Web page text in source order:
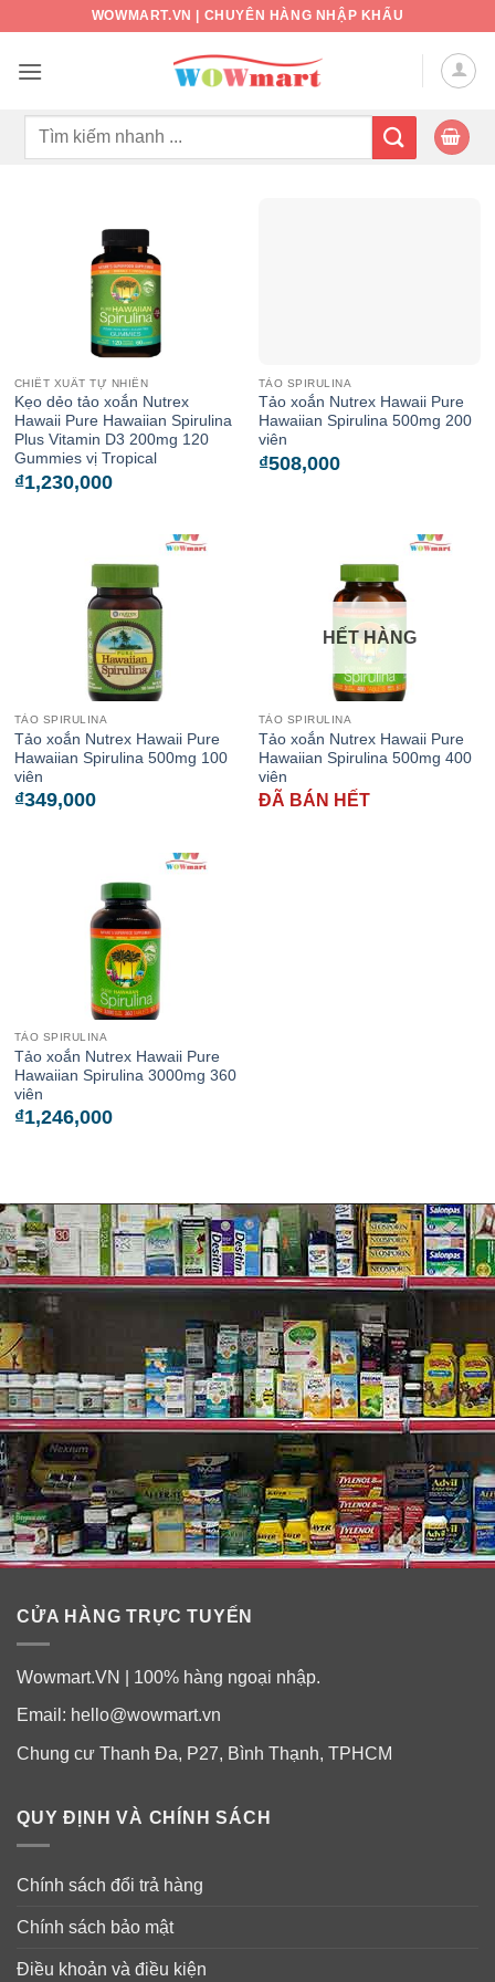
nội
WOWMART.VN | CHUYÊN HÀNG NHẬP KHẨU
Tìm
CHIẾT XUẤT TỰ NHIÊN
Kẹo dẻo tảo xoắn Nutrex
Hawaii Pure Hawaiian Spirulina
Plus Vitamin D3 200mg 120
Gummies vị Tropical
₫1,230,000
TẢO SPIRULINA
Tảo xoắn Nutrex Hawaii Pure
Hawaiian Spirulina 500mg 200
viên
₫508,000
TẢO SPIRULINA
Tảo xoắn Nutrex Hawaii Pure
Hawaiian Spirulina 500mg 100
viên
₫349,000
HẾT HÀNG
TẢO SPIRULINA
Tảo xoắn Nutrex Hawaii Pure
Hawaiian Spirulina 500mg 400
viên
ĐÃ BÁN HẾT
TẢO SPIRULINA
Tảo xoắn Nutrex Hawaii Pure
Hawaiian Spirulina 3000mg 360
viên
₫1,246,000
CỬA HÀNG TRỰC TUYẾN
Wowmart.VN | 100% hàng ngoại nhập.
Email: hello@wowmart.vn
Chung cư Thanh Đa, P27, Bình Thạnh, TPHCM
QUY ĐỊNH VÀ CHÍNH SÁCH
Chính sách đổi trả hàng
Chính sách bảo mật
Điều khoản và điều kiện